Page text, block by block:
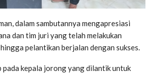
dalam sambutannya mengapresiasi
dan tim juri yang telah melakukan
pelantikan berjalan dengan sukses.
pada kepala jorong yang dilantik untuk